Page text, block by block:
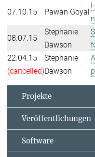
07.10.15 Pawan Goyal
08.07.15
Stephanie
Dawson
22.04.15
(cancelled)
Stephanie
Dawson
Projekte
Veröffentlichungen
Software